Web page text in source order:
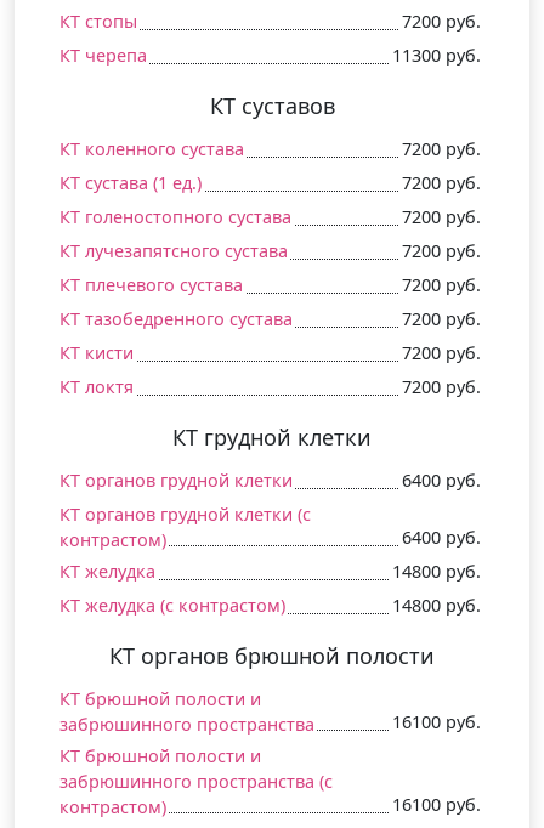
КТ стопы
7200 руб.
КТ черепа
11300 руб.
КТ суставов
КТ коленного сустава
7200 руб.
КТ сустава (1 ед.)
7200 руб.
КТ голеностопного сустава
7200 руб.
КТ лучезапятсного сустава
7200 руб.
КТ плечевого сустава
7200 руб.
КТ тазобедренного сустава
7200 руб.
КТ кисти
7200 руб.
КТ локтя
7200 руб.
КТ грудной клетки
КТ органов грудной клетки
6400 руб.
КТ органов грудной клетки (c
контрастом)
6400 руб.
КТ желудка
14800 руб.
КТ желудка (c контрастом)
14800 руб.
КТ органов брюшной полости
КТ брюшной полости и
забрюшинного пространства
16100 руб.
КТ брюшной полости и
забрюшинного пространства (c
контрастом)
16100 руб.